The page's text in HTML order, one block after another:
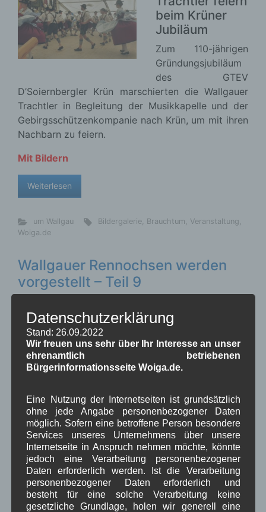
beim Krüner
Jubiläum
Zum 110-jährigen
Gründungsjubiläum
des GTEV
D’Soiernbergler Krün marschierten die Wallgauer
Trachtler in Begleitung der Musikkapelle und der
Gebirgsschützenkompanie nach Krün, um mit ihren
Nachbarn zu feiern.
Mit Bildern
Weiterlesen
um Wallgau Bildergalerie, Brauchtum, Veranstaltung,
Woiga.de
Wallgauer Rennochsen werden
vorgestellt – Teil 9
Im
Kreisbote.de werden
die nächsten
Ochsen des ersten
Ochsenrennens
vorgestellt. Dieses mal geht es um die drei Ochsen
Ferdinand, Watzmann und Mathias vom Rennteam
„Brückenwirt“ aus Wallgau.
Lesen Sie hierzu auch unserenBericht zum
Gründungsjubiläum der Feuerwehr Wallgaumit
dem Festprogramm.
Datenschutzerklärung
Stand: 26.09.2022
Wir freuen uns sehr über Ihr Interesse an unser
ehrenamtlich betriebenen
Bürgerinformationsseite Woiga.de.
Eine Nutzung der Internetseiten ist grundsätzlich
ohne jede Angabe personenbezogener Daten
möglich. Sofern eine betroffene Person besondere
Services unseres Unternehmens über unsere
Internetseite in Anspruch nehmen möchte, könnte
jedoch eine Verarbeitung personenbezogener
Daten erforderlich werden. Ist die Verarbeitung
personenbezogener Daten erforderlich und
besteht für eine solche Verarbeitung keine
gesetzliche Grundlage, holen wir generell eine